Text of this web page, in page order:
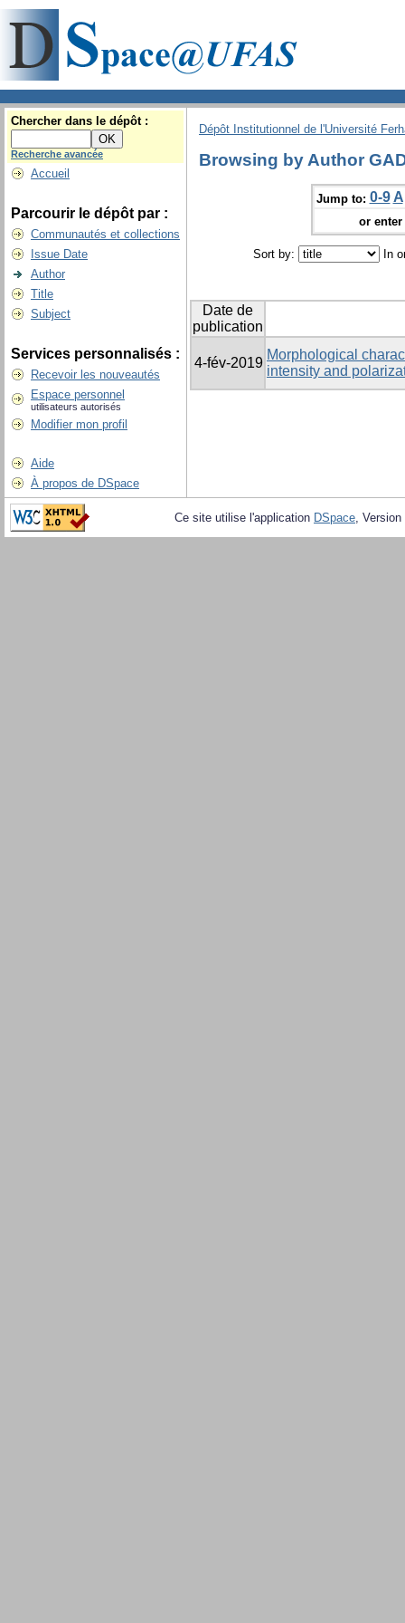
Chercher dans le dépôt :
Recherche avancée
Accueil
Parcourir le dépôt par :
Communautés et collections
Issue Date
Author
Title
Subject
Services personnalisés :
Recevoir les nouveautés
Espace personnel
utilisateurs autorisés
Modifier mon profil
Aide
À propos de DSpace
Dépôt Institutionnel de l'Université
Browsing by Author
Jump to: 0-9 A
or
Sort by: In
Date de
publication
4-fév-2019
Morphological
intensity and
Ce site utilise l'application DSpace,